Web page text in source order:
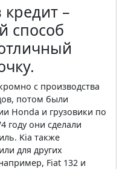
–
способ
с производства
потом были
Honda и грузовики по
году они сделали
Kia также
для других
Fiat 132 и